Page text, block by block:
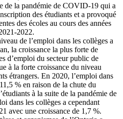
de la pandémie de COVID-19 qui a
des étudiants et a provoqué
des écoles au cours des années
2022.
de l’emploi dans les collèges a
la croissance la plus forte de
d’emploi du secteur public de
à la forte croissance du niveau
étrangers. En 2020, l’emploi dans
% en raison de la chute du
à la suite de la pandémie de
dans les collèges a cependant
avec une croissance de 1,7 %.